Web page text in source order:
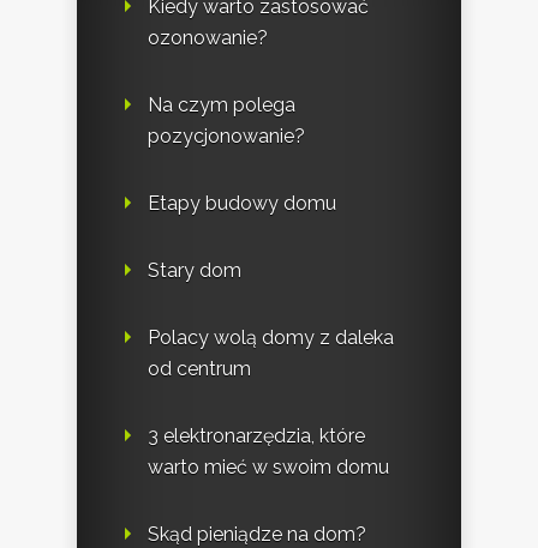
Kiedy warto zastosować
ozonowanie?
Na czym polega
pozycjonowanie?
Etapy budowy domu
Stary dom
Polacy wolą domy z daleka
od centrum
3 elektronarzędzia, które
warto mieć w swoim domu
Skąd pieniądze na dom?